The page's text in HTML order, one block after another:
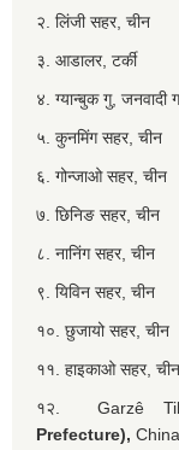
२. लिंजी सहर, चीन
३. आडालर, टर्की
४. ग्यान्बुक गु, जनवादी
५. कुनमिंग सहर, चीन
६. गोन्जाओ सहर, चीन
७. छिनिङ सहर, चीन
८. नानिंग सहर, चीन
९. यिविन सहर, चीन
१०. छुजायो सहर, चीन
११. हाइकाओ सहर, चीन
१२. Garzê
Prefecture), China